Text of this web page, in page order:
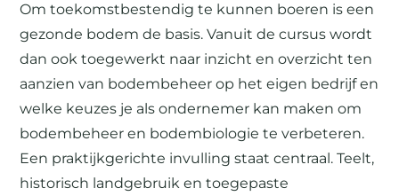
Om toekomstbestendig te kunnen boeren is een
gezonde bodem de basis. Vanuit de cursus wordt
dan ook toegewerkt naar inzicht en overzicht ten
aanzien van bodembeheer op het eigen bedrijf en
welke keuzes je als ondernemer kan maken om
bodembeheer en bodembiologie te verbeteren.
Een praktijkgerichte invulling staat centraal. Teelt,
historisch landgebruik en toegepaste